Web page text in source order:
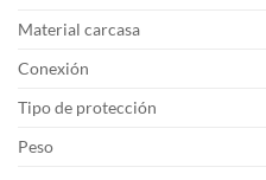
Material carcasa
Conexión
Tipo de protección
Peso